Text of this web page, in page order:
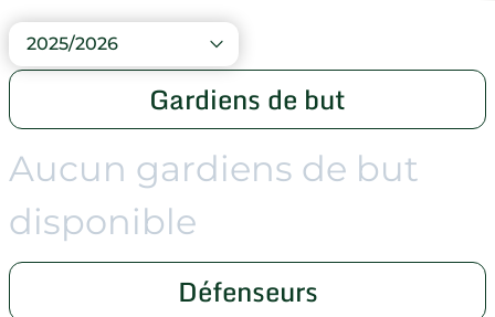
2025/2026
Gardiens de but
Aucun gardiens de but
disponible
Défenseurs